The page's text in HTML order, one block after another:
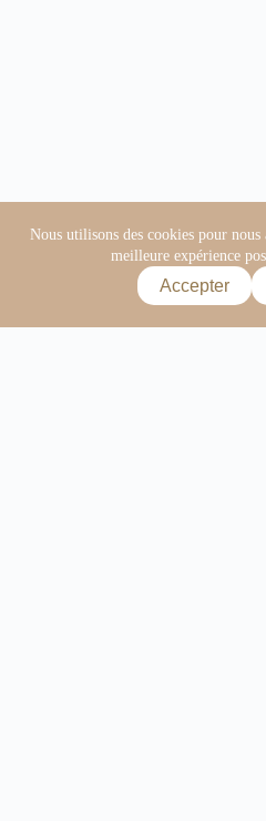
Nous utilisons des cookies pour
meilleure expérience
Accepter